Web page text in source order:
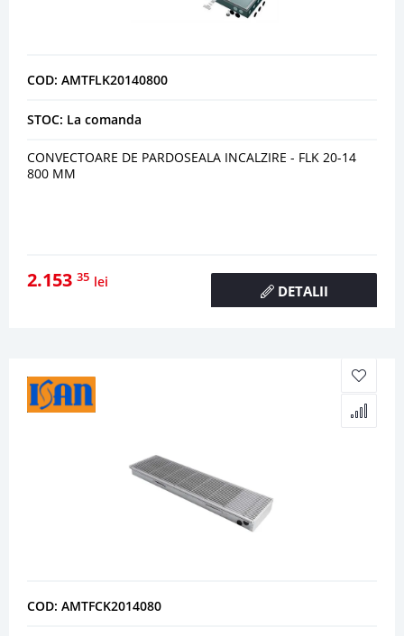
COD: AMTFLK20140800
STOC: La comanda
CONVECTOARE DE PARDOSEALA INCALZIRE - FLK 20-14
800 MM
2.153 35 lei
DETALII
COD: AMTFCK2014080